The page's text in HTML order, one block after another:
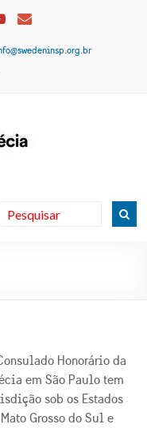
Honorário da
em São Paulo tem
sob os Estados
Grosso do Sul e